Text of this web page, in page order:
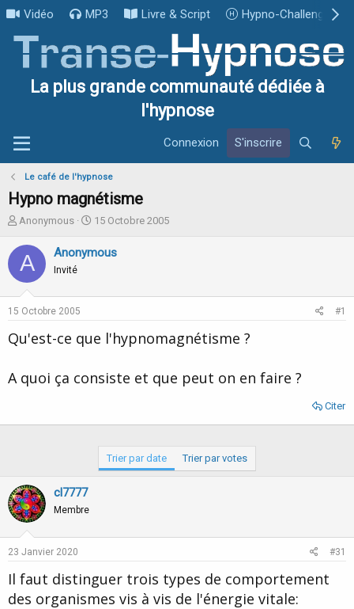
Vidéo MP3 Livre & Script Hypno-Challenge
La plus grande communauté dédiée à
l'hypnose
Connexion S'inscrire
Le café de l'hypnose
Hypno magnétisme
I
i
u
e
s
s
i
Anonymous
D
t
b
15 Octobre 2005
A Anonymous
Invité
15 Octobre 2005 #1
Qu'est-ce que l'hypnomagnétisme ?
A quoi ça consiste et que peut on en faire ?
Citer
Trier par date Trier par votes
cl7777
Membre
23 Janvier 2020 #31
Il faut distinguer trois types de comportement
des organismes vis à vis de l'énergie vitale: